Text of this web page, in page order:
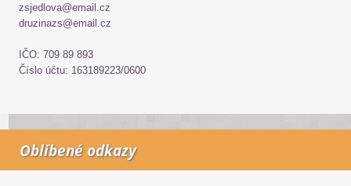
zsjedlova@email.cz
druzinazs@email.cz
IČO: 709 89 893
Číslo účtu: 163189223/0600
Oblíbené odkazy